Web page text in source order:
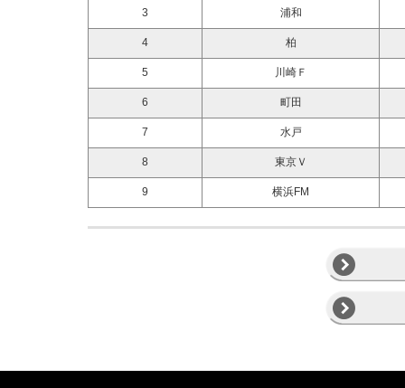
3 浦和
4 柏
5 川崎Ｆ
6 町田
7 水戸
8 東京Ｖ
9 横浜FM